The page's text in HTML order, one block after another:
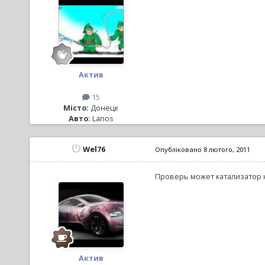
Актив
15
Місто: Донецк
Авто: Lanos
Wel76
Актив
Опубліковано 8 лютого, 2011
Проверь может катализатор